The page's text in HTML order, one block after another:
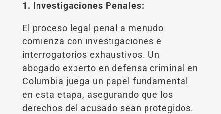
1. Investigaciones Penales:
El proceso legal penal a menudo
comienza con investigaciones e
interrogatorios exhaustivos. Un
abogado experto en defensa criminal en
Columbia juega un papel fundamental
en esta etapa, asegurando que los
derechos del acusado sean protegidos.